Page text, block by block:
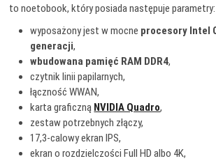
to noetobook, który posiada następuje parametry:
wyposażony jest w mocne procesory Intel
generacji,
wbudowana pamięć RAM DDR4,
czytnik linii papilarnych,
łączność WWAN,
karta graficzną NVIDIA Quadro,
zestaw potrzebnych złączy,
17,3-calowy ekran IPS,
ekran o rozdzielczości Full HD albo 4K,